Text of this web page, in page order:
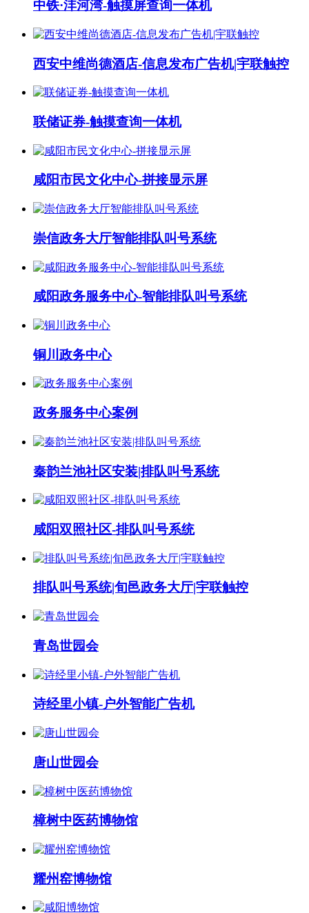
中铁·沣河湾-触摸屏查询一体机
西安中维尚德酒店-信息发布广告机|宇联触控
联储证券-触摸查询一体机
咸阳市民文化中心-拼接显示屏
崇信政务大厅智能排队叫号系统
咸阳政务服务中心-智能排队叫号系统
铜川政务中心
政务服务中心案例
秦韵兰池社区安装|排队叫号系统
咸阳双照社区-排队叫号系统
排队叫号系统|旬邑政务大厅|宇联触控
青岛世园会
诗经里小镇-户外智能广告机
唐山世园会
樟树中医药博物馆
耀州窑博物馆